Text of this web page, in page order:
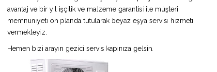
avantaj ve bir yıl işçilik ve malzeme garantisi ile müşteri
memnuniyeti ön planda tutularak beyaz eşya servisi hizmeti
vermekteyiz.
Hemen bizi arayın gezici servis kapınıza gelsin.